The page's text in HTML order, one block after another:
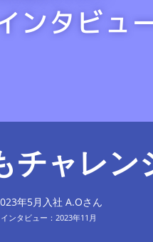
ンタビュ
チャレン
年5月入社 A.Oさん
インタビュー：2023年11月